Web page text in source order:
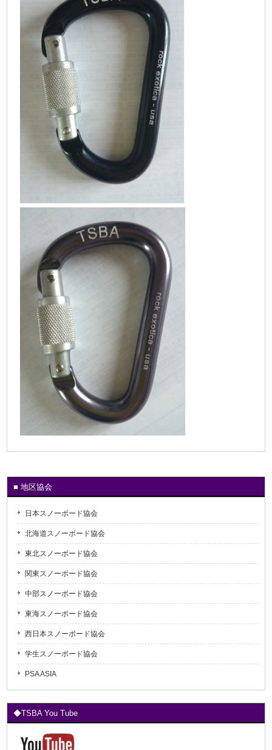
■ 地区協会
日本スノーボード協会
北海道スノーボード協会
東北スノーボード協会
関東スノーボード協会
中部スノーボード協会
東海スノーボード協会
西日本スノーボード協会
学生スノーボード協会
PSA ASIA
◆TSBA You Tube